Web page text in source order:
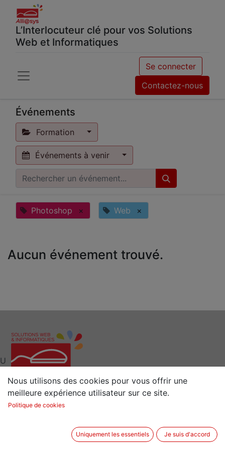
L’Interlocuteur clé pour vos Solutions
Web et Informatiques
Se connecter
Contactez-nous
Événements
Formation
Événements à venir
Photoshop × Web ×
Aucun événement trouvé.
Interlocuteur clé pour vos Solutions Web et
Informatiques
2 rue de la Sénestrais
U
Nous utilisons des cookies pour vous offrir une
meilleure expérience utilisateur sur ce site.
Politique de cookies
Uniquement les essentiels Je suis d'accord